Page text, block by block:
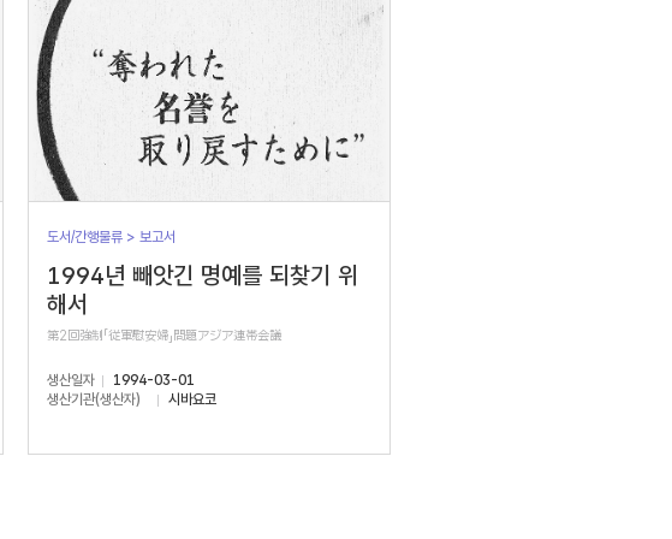
도서/간행물류 > 보고서
1994년 빼앗긴 명예를 되찾기 위
해서
第2回強制「従軍慰安婦」問題アジア連帯会議
생산일자
1994-03-01
생산기관(생산자)
시바요코